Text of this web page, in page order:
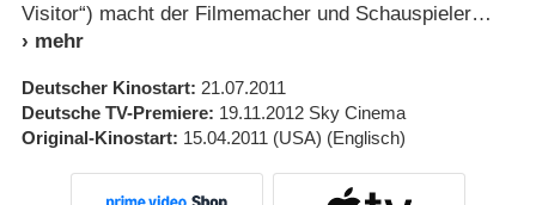
Visitor“) macht der Filmemacher und Schauspieler
Deutscher Kinostart 21.07.2011
Deutsche TV-Premiere 19.11.2012 Sky Cinema
Original-Kinostart 15.04.2011 (USA) (Englisch)